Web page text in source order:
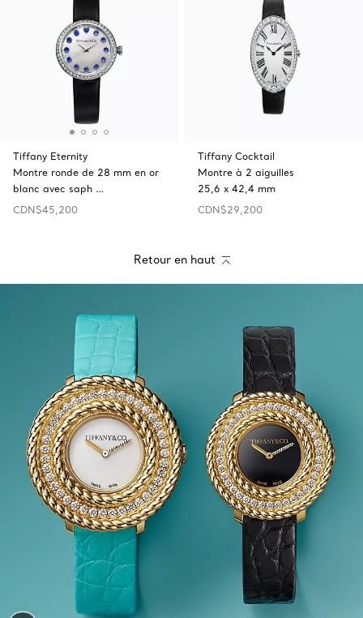
Tiffany Eternity
Montre ronde de 28 mm en or
blanc avec saph …
CDN$45,200
Tiffany Cocktail
Montre à 2 aiguilles
25,6 x 42,4 mm
CDN$29,200
Retour en haut